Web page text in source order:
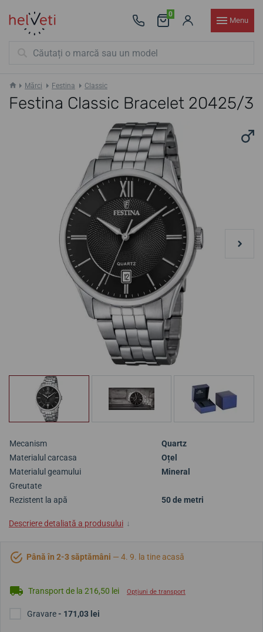
0
Menu
Mărci Festina Classic
Festina Classic Bracelet 20425/3
Mecanism
Quartz
Materialul carcasa
Oțel
Materialul geamului
Mineral
Greutate
Rezistent la apă
50 de metri
Descriere detaliată a produsului ↓
Până în 2-3 săptămâni — 4. 9. la tine acasă
Transport de la 216,50 lei Opțiuni de transport
Gravare- 171,03 lei